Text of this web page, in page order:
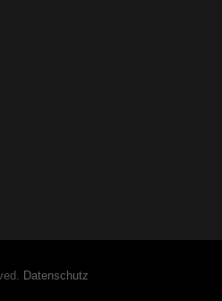
Datenschutz